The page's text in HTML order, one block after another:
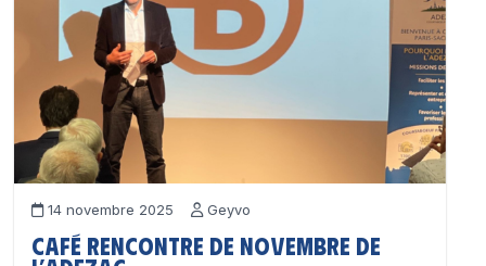
14 novembre 2025 Geyvo
Café Rencontre de Novembre de